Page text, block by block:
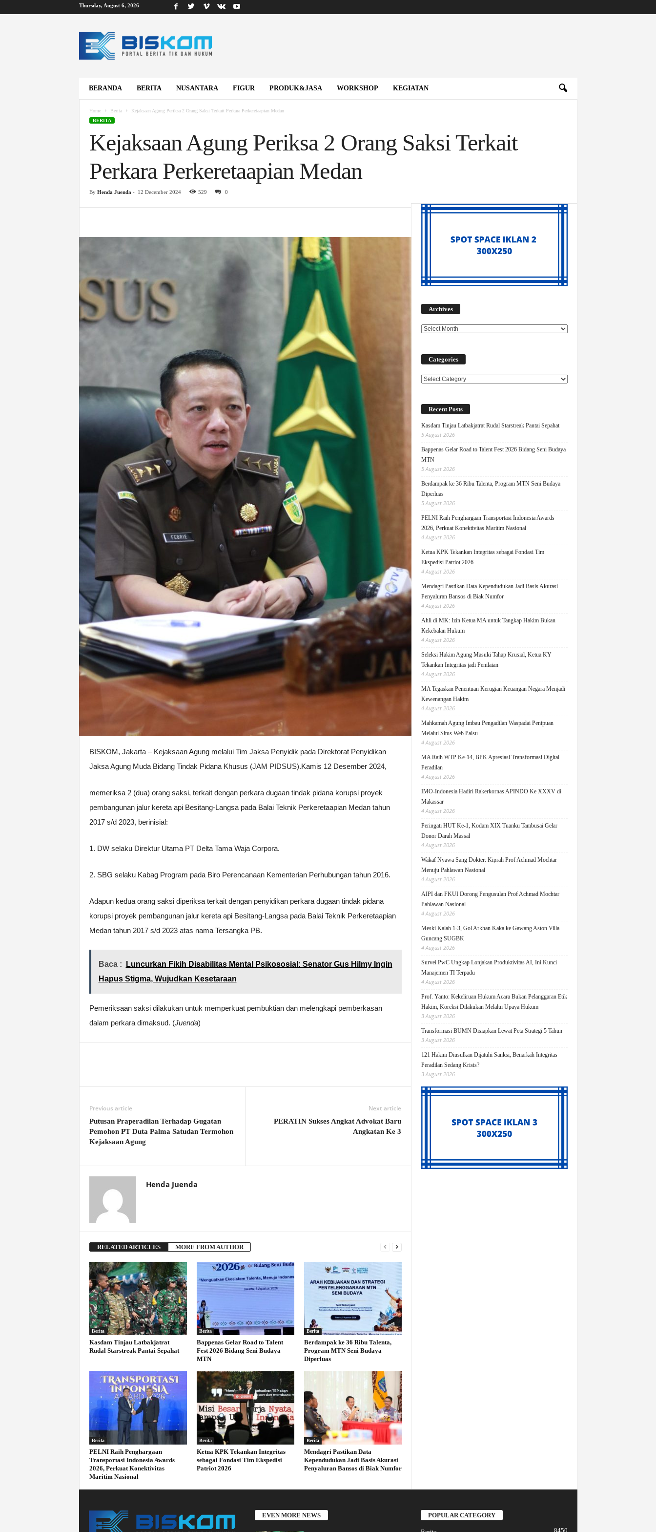
Thursday, August 6, 2026
i
BERANDA
BERITA NUSANTARA FIGUR PRODUK&JASA WORKSHOP KEGIATAN
Home Berita
Kejaksaan Agung Periksa 2 Orang Saksi Terkait Perkara Perkeretaapian Medan
BERITA
Kejaksaan Agung Periksa 2 Orang Saksi Terkait
Perkara Perkeretaapian Medan
By Henda Juenda - 12 December 2024 529 0
BISKOM, Jakarta – Kejaksaan Agung melalui Tim Jaksa Penyidik pada Direktorat Penyidikan
Jaksa Agung Muda Bidang Tindak Pidana Khusus (JAM PIDSUS).Kamis 12 Desember 2024,
memeriksa 2 (dua) orang saksi, terkait dengan perkara dugaan tindak pidana korupsi proyek
pembangunan jalur kereta api Besitang-Langsa pada Balai Teknik Perkeretaapian Medan tahun
2017 s/d 2023, berinisial:
1. DW selaku Direktur Utama PT Delta Tama Waja Corpora.
2. SBG selaku Kabag Program pada Biro Perencanaan Kementerian Perhubungan tahun 2016.
Adapun kedua orang saksi diperiksa terkait dengan penyidikan perkara dugaan tindak pidana
korupsi proyek pembangunan jalur kereta api Besitang-Langsa pada Balai Teknik Perkeretaapian
Medan tahun 2017 s/d 2023 atas nama Tersangka PB.
Baca :
Luncurkan Fikih Disabilitas Mental Psikososial: Senator Gus Hilmy Ingin
Hapus Stigma, Wujudkan Kesetaraan
Pemeriksaan saksi dilakukan untuk memperkuat pembuktian dan melengkapi pemberkasan
dalam perkara dimaksud. (Juenda)
Previous article
Putusan Praperadilan Terhadap Gugatan
Pemohon PT Duta Palma Satudan Termohon
Kejaksaan Agung
Next article
PERATIN Sukses Angkat Advokat Baru
Angkatan Ke 3
Henda Juenda
RELATED ARTICLES MORE FROM AUTHOR
Berita
Kasdam Tinjau Latbakjatrat
Rudal Starstreak Pantai Sepahat
Berita
Bappenas Gelar Road to Talent
Fest 2026 Bidang Seni Budaya
MTN
Berita
Berdampak ke 36 Ribu Talenta,
Program MTN Seni Budaya
Diperluas
Berita
PELNI Raih Penghargaan
Transportasi Indonesia Awards
2026, Perkuat Konektivitas
Maritim Nasional
Berita
Ketua KPK Tekankan Integritas
sebagai Fondasi Tim Ekspedisi
Patriot 2026
Berita
Mendagri Pastikan Data
Kependudukan Jadi Basis Akurasi
Penyaluran Bansos di Biak Numfor
Archives
Categories
Categories
Recent Posts
Kasdam Tinjau Latbakjatrat Rudal Starstreak Pantai Sepahat
5 August 2026
Bappenas Gelar Road to Talent Fest 2026 Bidang Seni Budaya
MTN
5 August 2026
Berdampak ke 36 Ribu Talenta, Program MTN Seni Budaya
Diperluas
5 August 2026
PELNI Raih Penghargaan Transportasi Indonesia Awards
2026, Perkuat Konektivitas Maritim Nasional
4 August 2026
Ketua KPK Tekankan Integritas sebagai Fondasi Tim
Ekspedisi Patriot 2026
4 August 2026
Mendagri Pastikan Data Kependudukan Jadi Basis Akurasi
Penyaluran Bansos di Biak Numfor
4 August 2026
Ahli di MK: Izin Ketua MA untuk Tangkap Hakim Bukan
Kekebalan Hukum
4 August 2026
Seleksi Hakim Agung Masuki Tahap Krusial, Ketua KY
Tekankan Integritas jadi Penilaian
4 August 2026
MA Tegaskan Penentuan Kerugian Keuangan Negara Menjadi
Kewenangan Hakim
4 August 2026
Mahkamah Agung Imbau Pengadilan Waspadai Penipuan
Melalui Situs Web Palsu
4 August 2026
MA Raih WTP Ke-14, BPK Apresiasi Transformasi Digital
Peradilan
4 August 2026
IMO-Indonesia Hadiri Rakerkornas APINDO Ke XXXV di
Makassar
4 August 2026
Peringati HUT Ke-1, Kodam XIX Tuanku Tambusai Gelar
Donor Darah Massal
4 August 2026
Wakaf Nyawa Sang Dokter: Kiprah Prof Achmad Mochtar
Menuju Pahlawan Nasional
4 August 2026
AIPI dan FKUI Dorong Pengusulan Prof Achmad Mochtar
Pahlawan Nasional
4 August 2026
Meski Kalah 1-3, Gol Arkhan Kaka ke Gawang Aston Villa
Guncang SUGBK
4 August 2026
Survei PwC Ungkap Lonjakan Produktivitas AI, Ini Kunci
Manajemen TI Terpadu
4 August 2026
Prof. Yanto: Kekeliruan Hukum Acara Bukan Pelanggaran Etik
Hakim, Koreksi Dilakukan Melalui Upaya Hukum
3 August 2026
Transformasi BUMN Disiapkan Lewat Peta Strategi 5 Tahun
3 August 2026
121 Hakim Diusulkan Dijatuhi Sanksi, Benarkah Integritas
Peradilan Sedang Krisis?
3 August 2026
EVEN MORE NEWS POPULAR CATEGORY
8450